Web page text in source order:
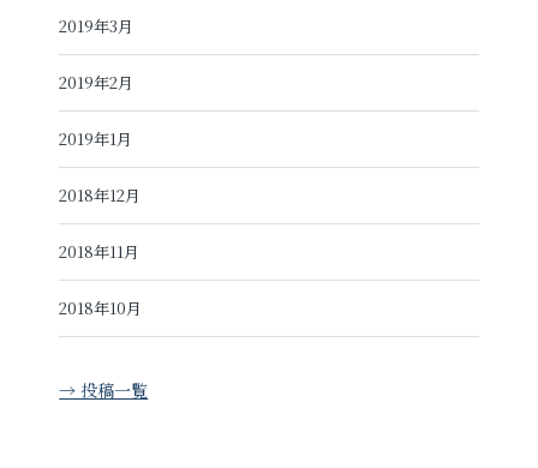
2019年3月
2019年2月
2019年1月
2018年12月
2018年11月
2018年10月
→ 投稿一覧